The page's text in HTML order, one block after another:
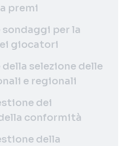
premi
per la
giocatori
selezione delle
e regionali
dei
conformità
della